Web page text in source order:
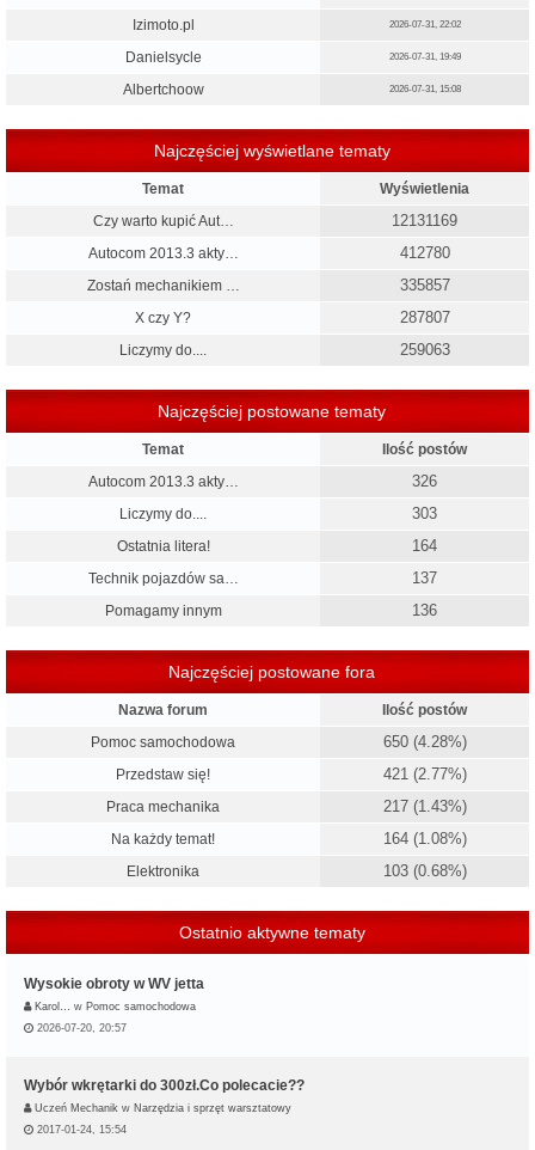
Izimoto.pl
2026-07-31, 22:02
Danielsycle 2026-07-31, 19:49
Albertchoow 2026-07-31, 15:08
Najczęściej wyświetlane tematy
Temat
Wyświetlenia
Czy warto kupić Aut…
12131169
Autocom 2013.3 akty… 412780
Zostań mechanikiem … 335857
X czy Y? 287807
Liczymy do.... 259063
Najczęściej postowane tematy
Temat
Ilość postów
Autocom 2013.3 akty…
326
Liczymy do.... 303
Ostatnia litera! 164
Technik pojazdów sa… 137
Pomagamy innym 136
Najczęściej postowane fora
Nazwa forum
Ilość postów
Pomoc samochodowa
650 (4.28%)
Przedstaw się! 421 (2.77%)
Praca mechanika 217 (1.43%)
Na każdy temat! 164 (1.08%)
Elektronika 103 (0.68%)
Ostatnio aktywne tematy
Wysokie obroty w WV jetta
Karol… w Pomoc samochodowa
2026-07-20, 20:57
Wybór wkrętarki do 300zł.Co polecacie??
Uczeń Mechanik w Narzędzia i sprzęt warsztatowy
2017-01-24, 15:54